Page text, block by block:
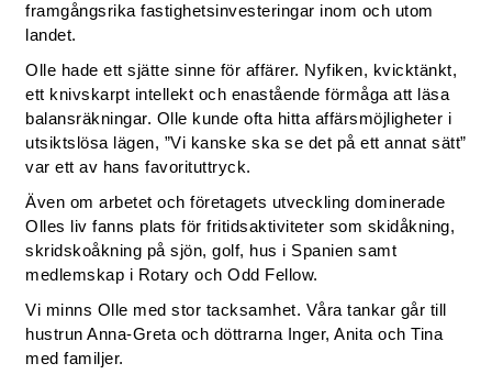
framgångsrika fastighetsinvesteringar inom och utom
landet.
Olle hade ett sjätte sinne för affärer. Nyfiken, kvicktänkt,
ett knivskarpt intellekt och enastående förmåga att läsa
balansräkningar. Olle kunde ofta hitta affärsmöjligheter i
utsiktslösa lägen, ”Vi kanske ska se det på ett annat sätt”
var ett av hans favorituttryck.
Även om arbetet och företagets utveckling dominerade
Olles liv fanns plats för fritidsaktiviteter som skidåkning,
skridskoåkning på sjön, golf, hus i Spanien samt
medlemskap i Rotary och Odd Fellow.
Vi minns Olle med stor tacksamhet. Våra tankar går till
hustrun Anna-Greta och döttrarna Inger, Anita och Tina
med familjer.